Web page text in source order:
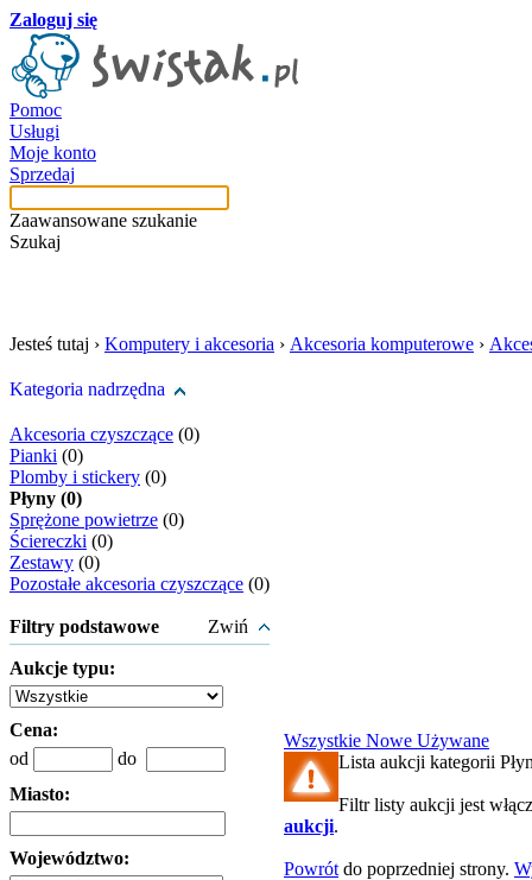
Zaloguj się
Pomoc
Usługi
Moje konto
Sprzedaj
Zaawansowane szukanie
Szukaj
Jesteś tutaj › Komputery i akcesoria › Akcesoria komputerowe ›
Kategoria nadrzędna
Akcesoria czyszczące (0)
Pianki (0)
Plomby i stickery (0)
Płyny (0)
Sprężone powietrze (0)
Ściereczki (0)
Zestawy (0)
Pozostałe akcesoria czyszczące (0)
Filtry podstawowe Zwiń
Aukcje typu:
Cena:
od
do
Miasto:
Województwo:
Wszystkie Nowe Używane
Lista aukcji kategorii
Filtr listy aukcji jest
aukcji.
Powrót do poprzedniej strony.